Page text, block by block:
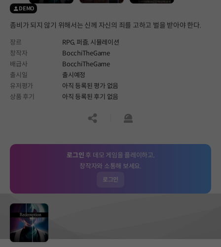
DEMO
좀비가 되지 않기 위해서는 신께 자신의 죄를 고하고 벌을 받아야 한다.
장르 RPG,퍼즐, 시뮬레이션
창작자
BocchiTheGame
배급사
BocchiTheGame
출시일
출시예정
유저평가
아직 등록된 평가 없음
상품 후기
아직 등록된 후기 없음
공유하기신고하기
로그인 후 데모 게임을 플레이하고,
창작자와 소통해 보세요.
로그인